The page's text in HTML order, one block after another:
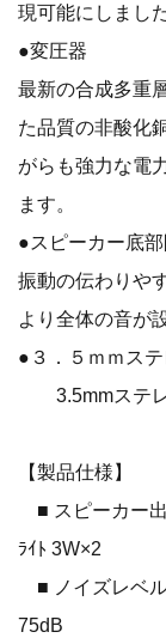
現可能にしました
●変圧器
最新の合成多重
た品質の非酸化
がらも強力な電
ます。
●スピーカー底
振動の伝わりや
より全体の音が
●３．５ｍｍス
3.5mmステレ
【製品仕様】
■ スピーカ
ﾗｲﾄ 3W×2
■ ノイズレベ
75dB